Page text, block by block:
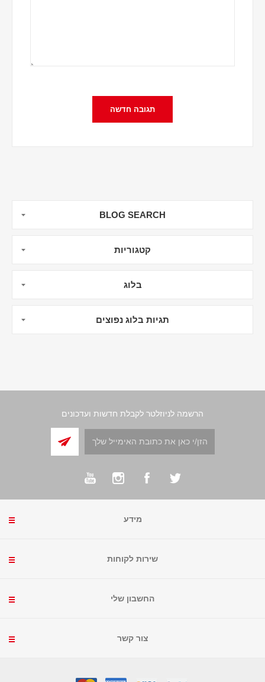
BLOG SEARCH
קטגוריות
בלוג
תגיות בלוג נפוצים
הרשמה לניוזלטר לקבלת חדשות ועדכונים
מידע
שירות לקוחות
החשבון שלי
צור קשר